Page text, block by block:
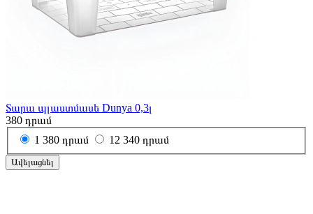
Տարա պլաստմասե Dunya 0,3լ
380 դրամ
1 380 դրամ 12 340 դրամ
Ավելացնել